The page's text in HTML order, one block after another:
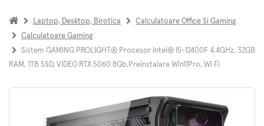
Laptop, Desktop, Birotica
Calculatoare Office Si Gaming
Calculatoare Gaming
Sistem GAMING PROLIGHT® Procesor Intel® I5-12400F 4.4GHz, 32GB
RAM, 1TB SSD, VIDEO RTX 5060 8Gb,preinstalare Win11Pro, Wi Fi